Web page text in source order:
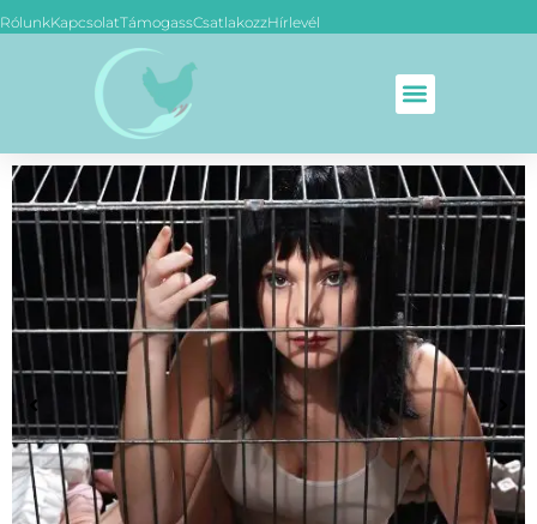
RólunkKapcsolatTámogassCsatlakozzHírlevél